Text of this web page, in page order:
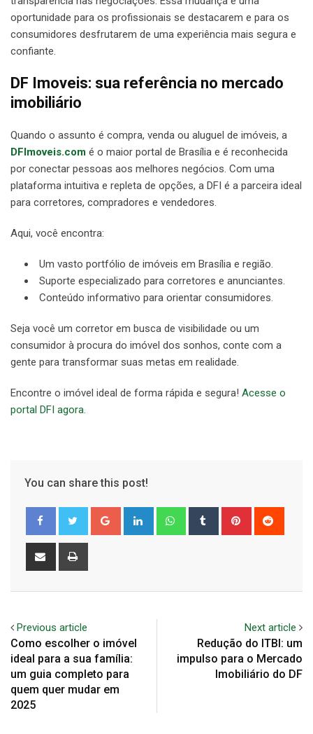
oportunidade para os profissionais se destacarem e para os
consumidores desfrutarem de uma experiência mais segura e
confiante.
DF Imoveis: sua referência no mercado
imobiliário
Quando o assunto é compra, venda ou aluguel de imóveis, a
DFImoveis.com é o maior portal de Brasília e é reconhecida
por conectar pessoas aos melhores negócios. Com uma
plataforma intuitiva e repleta de opções, a DFI é a parceira ideal
para corretores, compradores e vendedores.
Aqui, você encontra:
Um vasto portfólio de imóveis em Brasília e região.
Suporte especializado para corretores e anunciantes.
Conteúdo informativo para orientar consumidores.
Seja você um corretor em busca de visibilidade ou um
consumidor à procura do imóvel dos sonhos, conte com a
gente para transformar suas metas em realidade.
Encontre o imóvel ideal de forma rápida e segura! Acesse o
portal DFI agora.
You can share this post!
Google+ LinkedIn WhatsappTumblr Pinterest
Share
Previous article
Como escolher o imóvel
ideal para a sua família:
um guia completo para
quem quer mudar em
2025
Next article
Redução do ITBI: um
impulso para o Mercado
Imobiliário do DF